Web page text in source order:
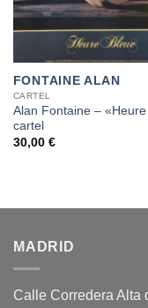
FONTAINE ALAN
CARTEL
Alan Fontaine –
cartel
30,00 €
MADRID
Calle Corredera Alta